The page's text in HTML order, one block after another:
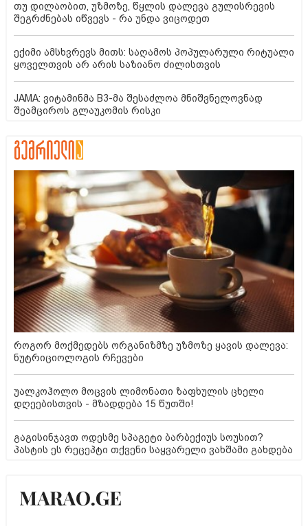
თუ დილაობით, უზმოზე, წყლის დალევა გულისრევის
შეგრძნებას იწვევს - რა უნდა ვიცოდეთ
ექიმი ამსხვრევს მითს: საღამოს პოპულარული რიტუალი
ყოველთვის არ არის საზიანო ძილისთვის
JAMA: ვიტამინმა B3-მა შესაძლოა მნიშვნელოვნად
შეამციროს გლაუკომის რისკი
როგორ მოქმედებს ორგანიზმზე უზმოზე ყავის დალევა:
ნუტრიციოლოგის რჩევები
უალკოჰოლო მოცვის ლიმონათი ზაფხულის ცხელი
დღეებისთვის - მზადდება 15 წუთში!
გაგისინჯავთ ოდესმე სპაგეტი ბარბექიუს სოუსით?
პასტის ეს რეცეპტი თქვენი საყვარელი ვახშამი გახდება